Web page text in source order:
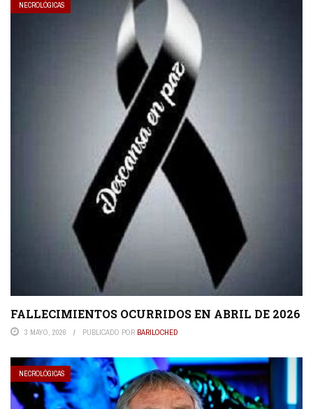
NECROLÓGICAS
FALLECIMIENTOS OCURRIDOS EN ABRIL DE 2026
3 MAYO, 2026 PUBLICADO POR BARILOCHED
NECROLÓGICAS